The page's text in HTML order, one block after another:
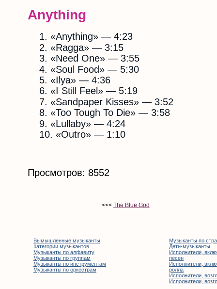
Anything
«Anything» — 4:23
«Ragga» — 3:15
«Need One» — 3:55
«Soul Food» — 5:30
«Ilya» — 4:36
«I Still Feel» — 5:19
«Sandpaper Kisses» — 3:52
«Too Tough To Die» — 3:58
«Lullaby» — 4:24
«Outro» — 1:10
Просмотров: 8552
<<< The Blue God
Вымышленные музыканты
Категории музыкантов
Музыканты по алфавиту
Музыканты по группам
Музыканты по инструментам
Музыканты по оркестрам
Музыканты по
Дети-музыканты
Исполнители,
песен
Исполнители,
ролла
Исполнители,
Исполнители,